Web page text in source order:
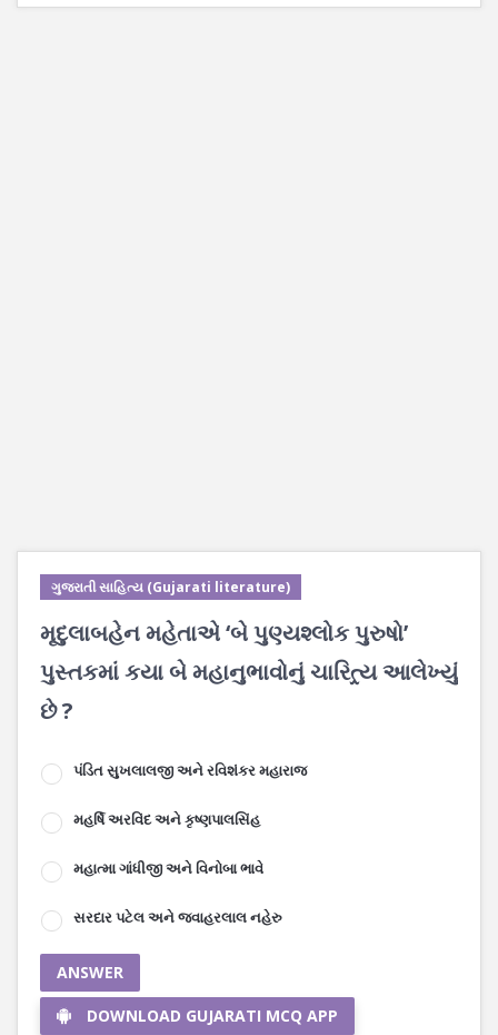
ગુજરાતી સાહિત્ય (Gujarati literature)
મૃદુલાબહેન મહેતાએ ‘બે પુણ્યશ્લોક પુરુષો’
પુસ્તકમાં કયા બે મહાનુભાવોનું ચારિત્ર્ય આલેખ્યું
છે ?
પંડિત સુખલાલજી અને રવિશંકર મહારાજ
મહર્ષિ અરવિંદ અને કૃષ્ણપાલસિંહ
મહાત્મા ગાંધીજી અને વિનોબા ભાવે
સરદાર પટેલ અને જવાહરલાલ નહેરુ
ANSWER
DOWNLOAD GUJARATI MCQ APP